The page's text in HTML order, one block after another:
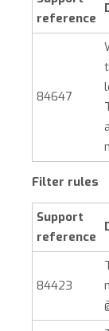
reference
84647
Filter rules
Support
reference
84423